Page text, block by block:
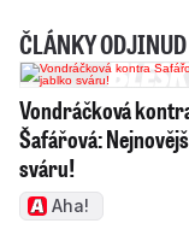
ČLÁNKY ODJINUD
Vondráčková
Šafářová:
sváru!
Aha!